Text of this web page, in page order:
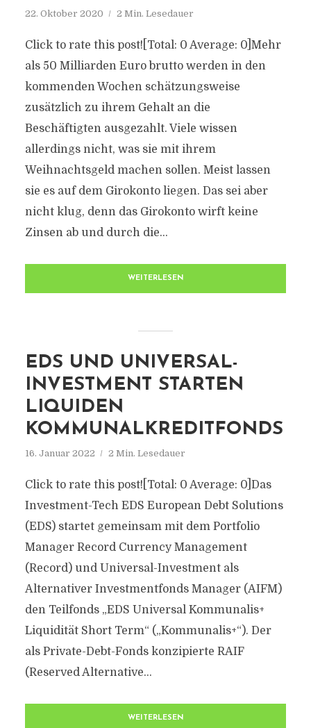
22. Oktober 2020 2 Min. Lesedauer
Click to rate this post![Total: 0 Average: 0]Mehr
als 50 Milliarden Euro brutto werden in den
kommenden Wochen schätzungsweise
zusätzlich zu ihrem Gehalt an die
Beschäftigten ausgezahlt. Viele wissen
allerdings nicht, was sie mit ihrem
Weihnachtsgeld machen sollen. Meist lassen
sie es auf dem Girokonto liegen. Das sei aber
nicht klug, denn das Girokonto wirft keine
Zinsen ab und durch die...
WEITERLESEN
EDS UND UNIVERSAL-
INVESTMENT STARTEN
LIQUIDEN
KOMMUNALKREDITFONDS
16. Januar 2022 2 Min. Lesedauer
Click to rate this post![Total: 0 Average: 0]Das
Investment-Tech EDS European Debt Solutions
(EDS) startet gemeinsam mit dem Portfolio
Manager Record Currency Management
(Record) und Universal-Investment als
Alternativer Investmentfonds Manager (AIFM)
den Teilfonds „EDS Universal Kommunalis+
Liquidität Short Term“ („Kommunalis+“). Der
als Private-Debt-Fonds konzipierte RAIF
(Reserved Alternative...
WEITERLESEN